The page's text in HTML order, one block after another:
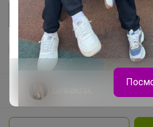
Ваш регион Красноярск?
© ООО "Лявита", ОГРН
Политика
Продолжая использовать этот
«Принять», вы даёте согласие на